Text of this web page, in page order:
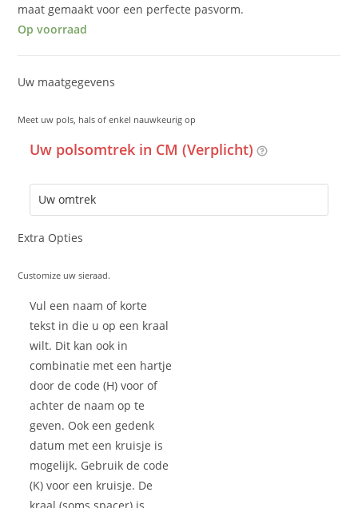
maat gemaakt voor een perfecte pasvorm.
Op voorraad
Uw maatgegevens
Meet uw pols, hals of enkel nauwkeurig op
Uw polsomtrek in CM (Verplicht)
Extra Opties
Customize uw sieraad.
Vul een naam of korte
tekst in die u op een kraal
wilt. Dit kan ook in
combinatie met een hartje
door de code (H) voor of
achter de naam op te
geven. Ook een gedenk
datum met een kruisje is
mogelijk. Gebruik de code
(K) voor een kruisje. De